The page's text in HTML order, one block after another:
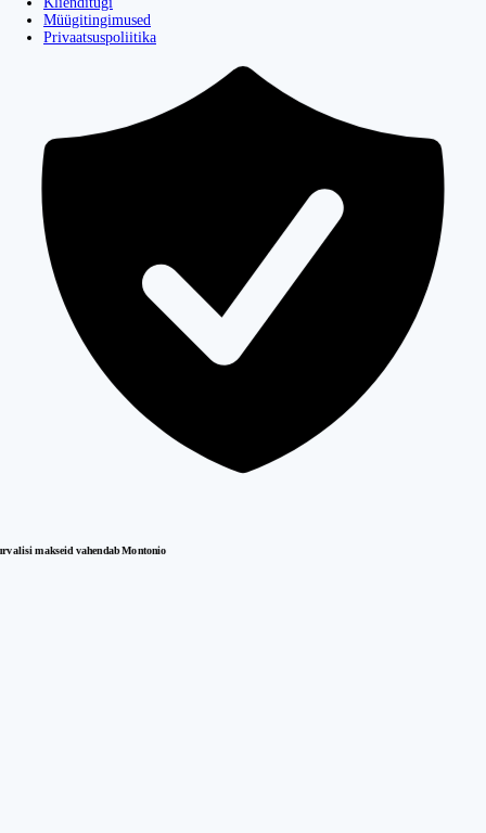
Müügitingimused
Privaatsuspoliitika
makseid vahendab Montonio